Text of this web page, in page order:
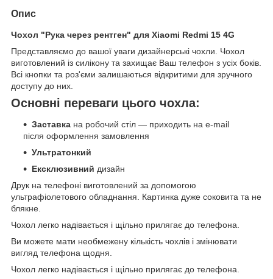
Опис
Чохол "Рука через рентген" для Xiaomi Redmi 15 4G
Представляємо до вашої уваги дизайнерські чохли. Чохол
виготовлений із силікону та захищає Ваш телефон з усіх боків.
Всі кнопки та роз'єми залишаються відкритими для зручного
доступу до них.
Основні переваги цього чохла:
Заставка на робочий стіл — приходить на e-mail
після оформлення замовлення
Ультратонкий
Ексклюзивний дизайн
Друк на телефоні виготовлений за допомогою
ультрафіолетового обладнання. Картинка дуже соковита та не
блякне.
Чохол легко надівається і щільно прилягає до телефона.
Ви можете мати необмежену кількість чохлів і змінювати
вигляд телефона щодня.
Чохол легко надівається і щільно прилягає до телефона.